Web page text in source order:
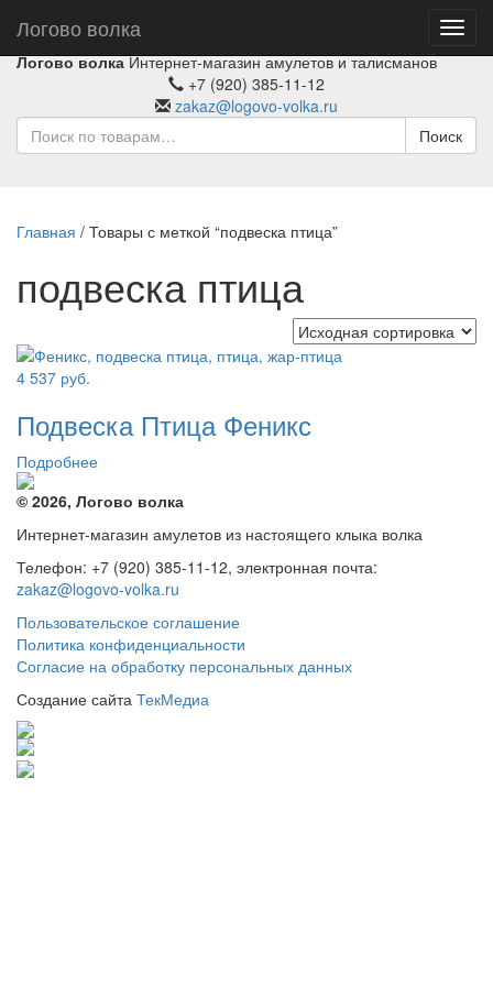
Логово волка
Логово волка Интернет-магазин амулетов и талисманов
+7 (920) 385-11-12
zakaz@logovo-volka.ru
Поиск
Главная / Товары с меткой “подвеска птица”
подвеска птица
4 537 руб.
Подвеска Птица Феникс
Подробнее
© 2026, Логово волка
Интернет-магазин амулетов из настоящего клыка волка
Телефон: +7 (920) 385-11-12, электронная почта:
zakaz@logovo-volka.ru
Пользовательское соглашение
Политика конфиденциальности
Согласие на обработку персональных данных
Создание сайта ТекМедиа